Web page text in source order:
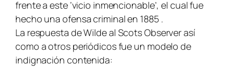
frente a este ‘vicio inmencionable’, el cual fue
hecho una ofensa criminal en 1885 .
La respuesta de Wilde al Scots Observerasí
como a otros periódicos fue un modelo de
indignación contenida: